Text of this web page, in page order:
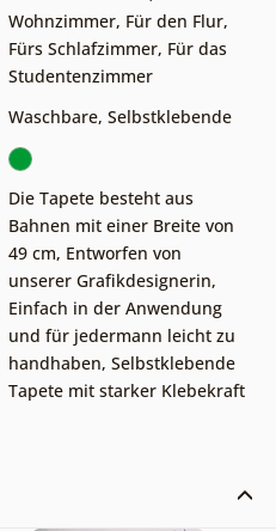
Wohnzimmer, Für den Flur,
Fürs Schlafzimmer, Für das
Studentenzimmer
Waschbare, Selbstklebende
Die Tapete besteht aus
Bahnen mit einer Breite von
49 cm, Entworfen von
unserer Grafikdesignerin,
Einfach in der Anwendung
und für jedermann leicht zu
handhaben, Selbstklebende
Tapete mit starker Klebekraft